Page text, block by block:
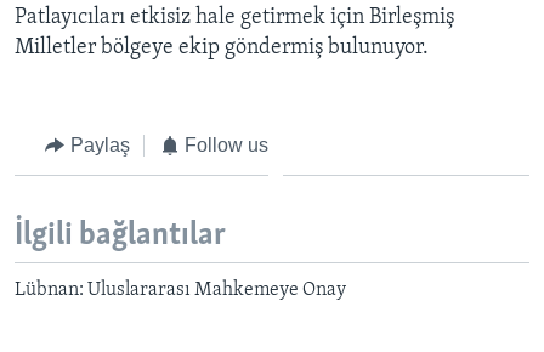
Patlayıcıları etkisiz hale getirmek için Birleşmiş
Milletler bölgeye ekip göndermiş bulunuyor.
Paylaş Follow us
İlgili bağlantılar
Lübnan: Uluslararası Mahkemeye Onay